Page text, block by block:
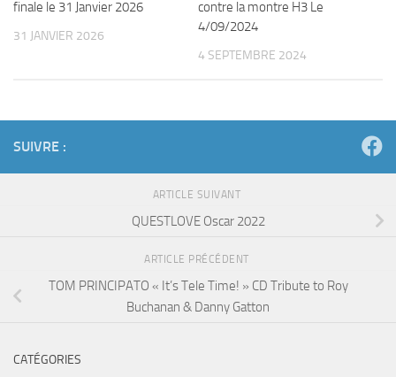
finale le 31 Janvier 2026
31 JANVIER 2026
contre la montre H3 Le
4/09/2024
4 SEPTEMBRE 2024
SUIVRE :
ARTICLE SUIVANT
QUESTLOVE Oscar 2022
ARTICLE PRÉCÉDENT
TOM PRINCIPATO « It’s Tele Time! » CD Tribute to Roy
Buchanan & Danny Gatton
CATÉGORIES